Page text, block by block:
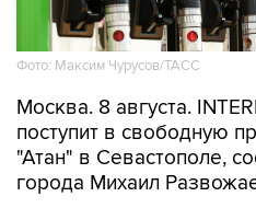
Фото: Максим Чурусов/ТАСС
Москва. 8 августа.
поступит в свободную
"Атан" в Севастополе,
города Михаил